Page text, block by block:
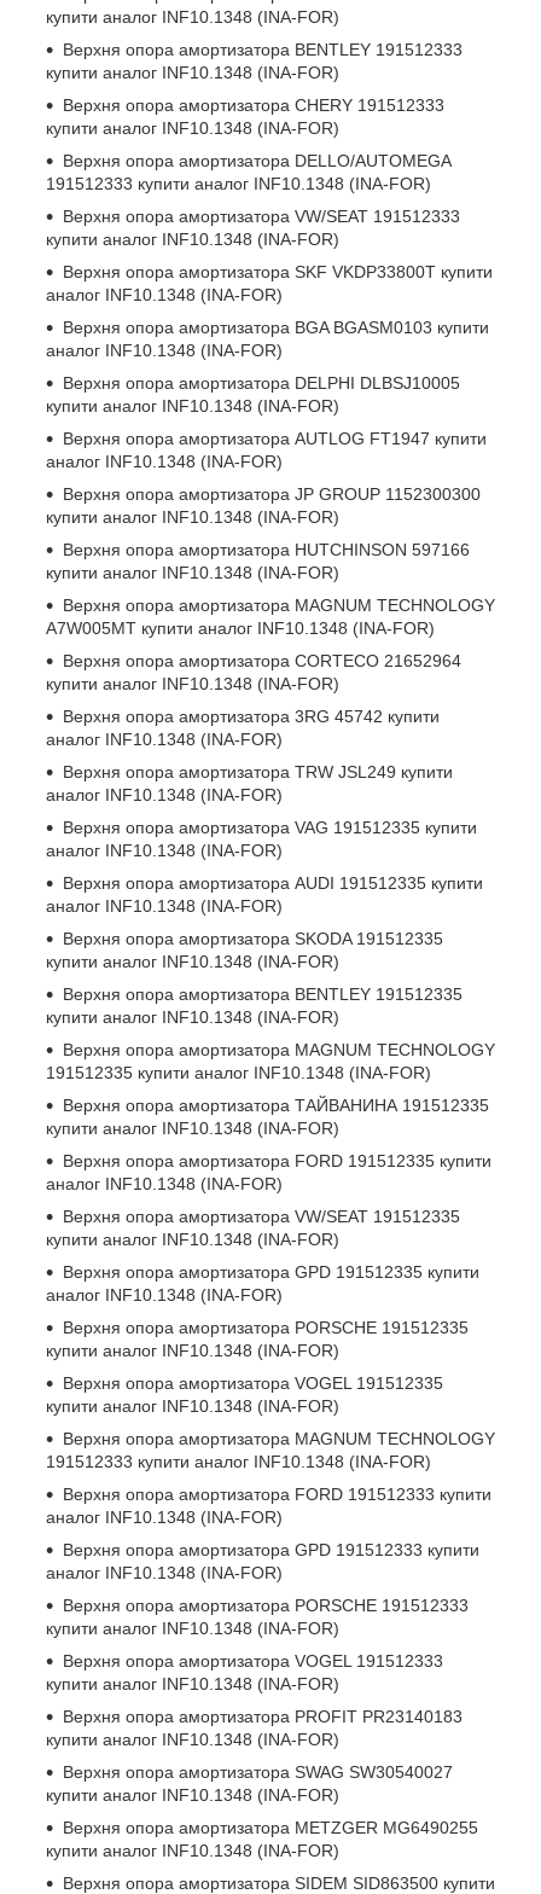
купити аналог INF10.1348 (INA-FOR)
Верхня опора амортизатора BENTLEY 191512333
купити аналог INF10.1348 (INA-FOR)
Верхня опора амортизатора CHERY 191512333
купити аналог INF10.1348 (INA-FOR)
Верхня опора амортизатора DELLO/AUTOMEGA
191512333 купити аналог INF10.1348 (INA-FOR)
Верхня опора амортизатора VW/SEAT 191512333
купити аналог INF10.1348 (INA-FOR)
Верхня опора амортизатора SKF VKDP33800T купити
аналог INF10.1348 (INA-FOR)
Верхня опора амортизатора BGA BGASM0103 купити
аналог INF10.1348 (INA-FOR)
Верхня опора амортизатора DELPHI DLBSJ10005
купити аналог INF10.1348 (INA-FOR)
Верхня опора амортизатора AUTLOG FT1947 купити
аналог INF10.1348 (INA-FOR)
Верхня опора амортизатора JP GROUP 1152300300
купити аналог INF10.1348 (INA-FOR)
Верхня опора амортизатора HUTCHINSON 597166
купити аналог INF10.1348 (INA-FOR)
Верхня опора амортизатора MAGNUM TECHNOLOGY
A7W005MT купити аналог INF10.1348 (INA-FOR)
Верхня опора амортизатора CORTECO 21652964
купити аналог INF10.1348 (INA-FOR)
Верхня опора амортизатора 3RG 45742 купити
аналог INF10.1348 (INA-FOR)
Верхня опора амортизатора TRW JSL249 купити
аналог INF10.1348 (INA-FOR)
Верхня опора амортизатора VAG 191512335 купити
аналог INF10.1348 (INA-FOR)
Верхня опора амортизатора AUDI 191512335 купити
аналог INF10.1348 (INA-FOR)
Верхня опора амортизатора SKODA 191512335
купити аналог INF10.1348 (INA-FOR)
Верхня опора амортизатора BENTLEY 191512335
купити аналог INF10.1348 (INA-FOR)
Верхня опора амортизатора MAGNUM TECHNOLOGY
191512335 купити аналог INF10.1348 (INA-FOR)
Верхня опора амортизатора ТАЙВАНИНА 191512335
купити аналог INF10.1348 (INA-FOR)
Верхня опора амортизатора FORD 191512335 купити
аналог INF10.1348 (INA-FOR)
Верхня опора амортизатора VW/SEAT 191512335
купити аналог INF10.1348 (INA-FOR)
Верхня опора амортизатора GPD 191512335 купити
аналог INF10.1348 (INA-FOR)
Верхня опора амортизатора PORSCHE 191512335
купити аналог INF10.1348 (INA-FOR)
Верхня опора амортизатора VOGEL 191512335
купити аналог INF10.1348 (INA-FOR)
Верхня опора амортизатора MAGNUM TECHNOLOGY
191512333 купити аналог INF10.1348 (INA-FOR)
Верхня опора амортизатора FORD 191512333 купити
аналог INF10.1348 (INA-FOR)
Верхня опора амортизатора GPD 191512333 купити
аналог INF10.1348 (INA-FOR)
Верхня опора амортизатора PORSCHE 191512333
купити аналог INF10.1348 (INA-FOR)
Верхня опора амортизатора VOGEL 191512333
купити аналог INF10.1348 (INA-FOR)
Верхня опора амортизатора PROFIT PR23140183
купити аналог INF10.1348 (INA-FOR)
Верхня опора амортизатора SWAG SW30540027
купити аналог INF10.1348 (INA-FOR)
Верхня опора амортизатора METZGER MG6490255
купити аналог INF10.1348 (INA-FOR)
Верхня опора амортизатора SIDEM SID863500 купити